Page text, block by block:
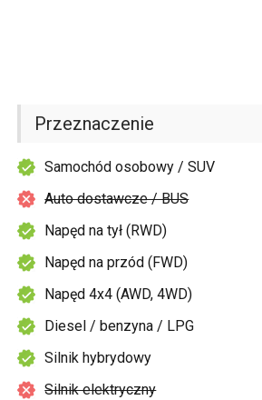
Przeznaczenie
Samochód osobowy / SUV
Auto dostawcze / BUS
Napęd na tył (RWD)
Napęd na przód (FWD)
Napęd 4x4 (AWD, 4WD)
Diesel / benzyna / LPG
Silnik hybrydowy
Silnik elektryczny